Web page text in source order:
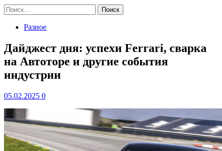
Найти:
Разное
Дайджест дня: успехи Ferrari, сварка
на Автоторе и другие события
индустрии
05.02.2025 0